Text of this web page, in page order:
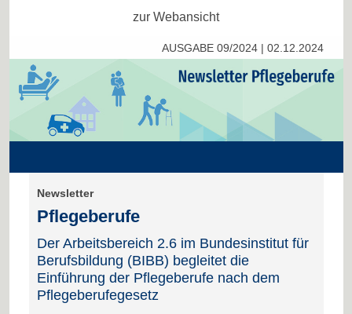
zur Webansicht
AUSGABE 09/2024 | 02.12.2024
Newsletter
Pflegeberufe
Der Arbeitsbereich 2.6 im Bundesinstitut für
Berufsbildung (BIBB) begleitet die
Einführung der Pflegeberufe nach dem
Pflegeberufegesetz